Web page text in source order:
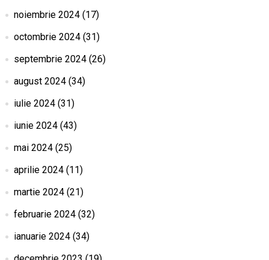
noiembrie 2024(17)
octombrie 2024(31)
septembrie 2024(26)
august 2024(34)
iulie 2024(31)
iunie 2024(43)
mai 2024(25)
aprilie 2024(11)
martie 2024(21)
februarie 2024(32)
ianuarie 2024(34)